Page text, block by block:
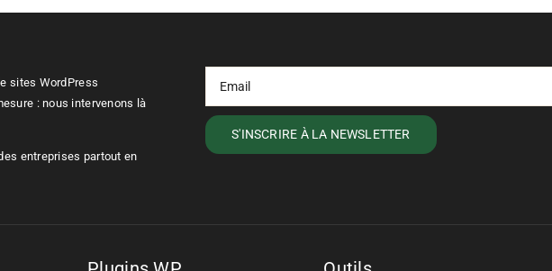
sites WordPress
: nous intervenons là
entreprises partout en